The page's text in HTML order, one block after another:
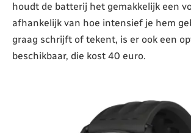
houdt de batterij het gemakkelijk een
afhankelijk van hoe intensief je hem
graag schrijft of tekent, is er ook een
beschikbaar, die kost 40 euro.